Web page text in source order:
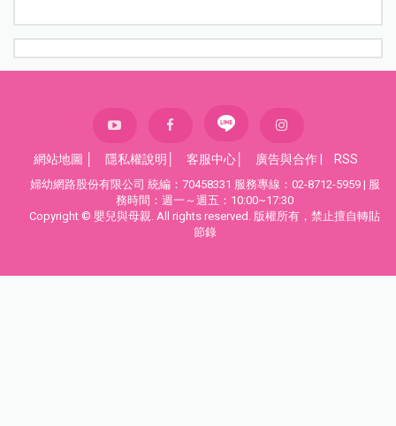
網站地圖 隱私權說明 客服中心 廣告與合作| RSS
婦幼網路股份有限公司 統編：70458331 服務專線：02-8712-5959 | 服
務時間：週一～週五：10:00~17:30
Copyright © 嬰兒與母親. All rights reserved. 版權所有，禁止擅自轉貼
節錄